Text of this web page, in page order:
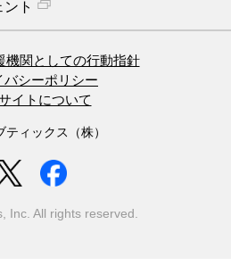
ト
機関としての行動指針
バシーポリシー
イトについて
ティックス（株）
Inc. All rights reserved.